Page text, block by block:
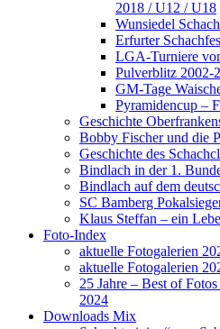
2018 / U12 / U18
Wunsiedel
Erfurter
LGA-Turniere
Pulverblitz 2002-
GM-Tage
Pyramidencup –
Geschichte
Bobby Fischer und die
Geschichte des
Bindlach in der 1.
Bindlach auf dem
SC Bamberg
Klaus Steffan – ein
Foto-Index
aktuelle Fotogalerien
aktuelle Fotogalerien
25 Jahre – Best of
2024
Downloads Mix